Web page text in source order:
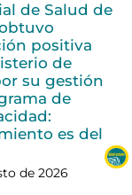
de Salud de
positiva
de
su gestión
de
es del
de 2026